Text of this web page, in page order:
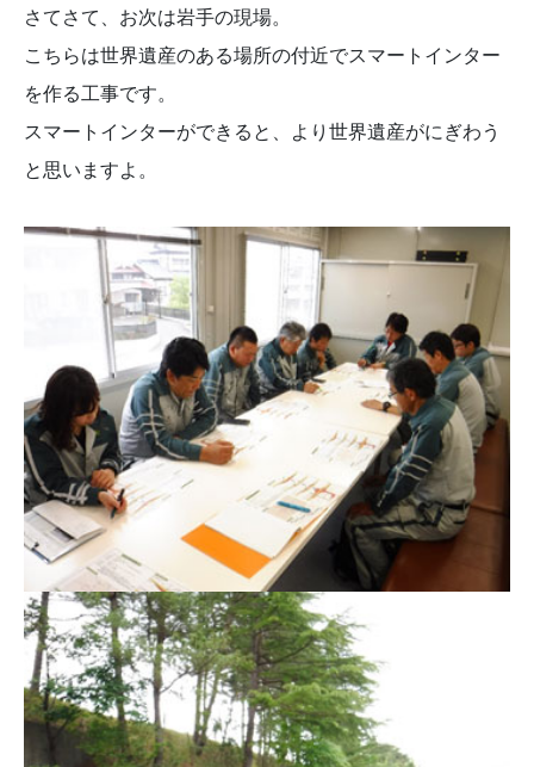
さてさて、お次は岩手の現場。
こちらは世界遺産のある場所の付近でスマートインター
を作る工事です。
スマートインターができると、より世界遺産がにぎわう
と思いますよ。